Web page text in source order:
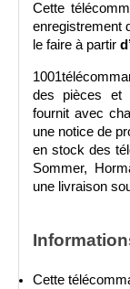
Cette
enregistrement
le faire à partir
des pièces et
fournit avec
une notice de
en stock des
Sommer,
une livraison
Cette